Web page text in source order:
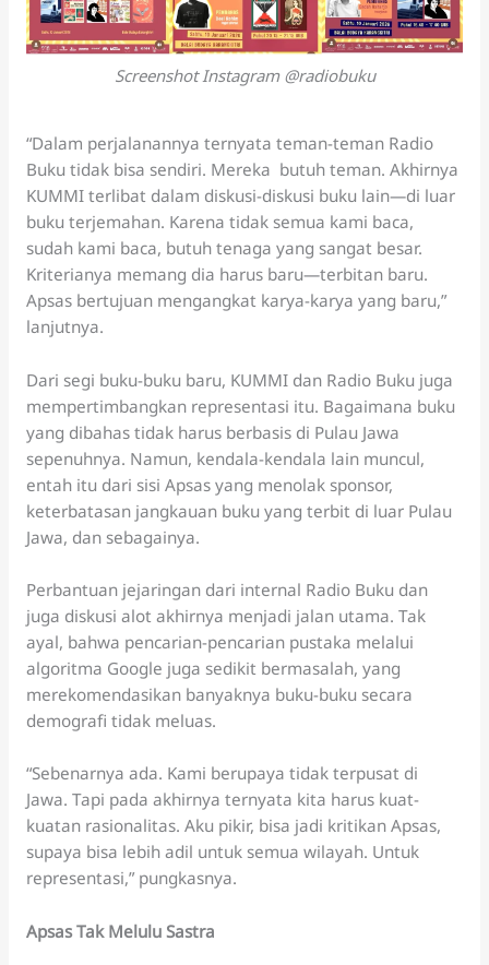
Screenshot Instagram @radiobuku
“Dalam perjalanannya ternyata teman-teman Radio
Buku tidak bisa sendiri. Mereka butuh teman. Akhirnya
KUMMI terlibat dalam diskusi-diskusi buku lain—di luar
buku terjemahan. Karena tidak semua kami baca,
sudah kami baca, butuh tenaga yang sangat besar.
Kriterianya memang dia harus baru—terbitan baru.
Apsas bertujuan mengangkat karya-karya yang baru,”
lanjutnya.
Dari segi buku-buku baru, KUMMI dan Radio Buku juga
mempertimbangkan representasi itu. Bagaimana buku
yang dibahas tidak harus berbasis di Pulau Jawa
sepenuhnya. Namun, kendala-kendala lain muncul,
entah itu dari sisi Apsas yang menolak sponsor,
keterbatasan jangkauan buku yang terbit di luar Pulau
Jawa, dan sebagainya.
Perbantuan jejaringan dari internal Radio Buku dan
juga diskusi alot akhirnya menjadi jalan utama. Tak
ayal, bahwa pencarian-pencarian pustaka melalui
algoritma Google juga sedikit bermasalah, yang
merekomendasikan banyaknya buku-buku secara
demografi tidak meluas.
“Sebenarnya ada. Kami berupaya tidak terpusat di
Jawa. Tapi pada akhirnya ternyata kita harus kuat-
kuatan rasionalitas. Aku pikir, bisa jadi kritikan Apsas,
supaya bisa lebih adil untuk semua wilayah. Untuk
representasi,” pungkasnya.
Apsas Tak Melulu Sastra